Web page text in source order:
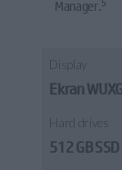
Manager.
Display
Ekran
Hard drives
512 GB SSD